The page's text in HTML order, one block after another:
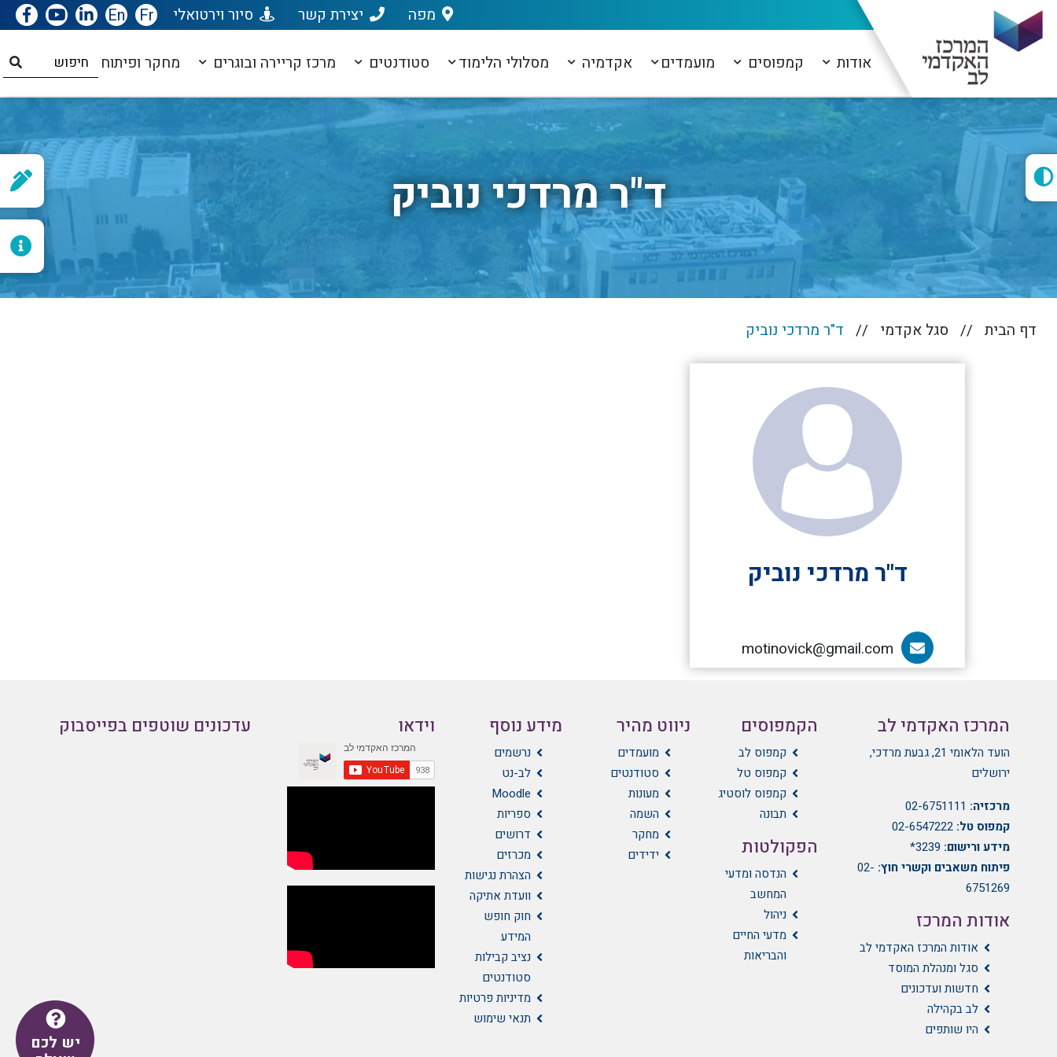
מפה יצירת קשר סיור וירטואלי Fr
En
אודות קמפוסים מועמדים אקדמיה מסלולי הלימוד סטודנטים מרכז קריירה ובוגרים מחקר ופיתוח
יש לכם
ד"ר מרדכי נוביק
דף הבית סגל אקדמי ד"ר מרדכי נוביק
ד"ר מרדכי נוביק
הדוא”ל של ד"ר מרדכי נוביק
המרכז האקדמי לב
הועד הלאומי 21, גבעת מרדכי,
ירושלים
מרכזיה: 02-6751111
קמפוס טל: 02-6547222
מידע ורישום: 3239*
פיתוח משאבים וקשרי חוץ: 02-
6751269
אודות המרכז
אודות המרכז האקדמי לב
סגל ומנהלת המוסד
חדשות ועדכונים
לב בקהילה
היו שותפים
הקמפוסים
קמפוס לב
קמפוס טל
קמפוס לוסטיג
תבונה
הפקולטות
הנדסה ומדעי
המחשב
ניהול
מדעי החיים
והבריאות
ניווט מהיר
מועמדים
סטודנטים
מעונות
השמה
מחקר
ידידים
מידע נוסף
נרשמים
לב-נט
Moodle
ספריות
דרושים
מכרזים
הצהרת נגישות
וועדת אתיקה
חוק חופש
המידע
נציב קבילות
סטודנטים
מדיניות פרטיות
תנאי שימוש
וידאו עדכונים שוטפים בפייסבוק